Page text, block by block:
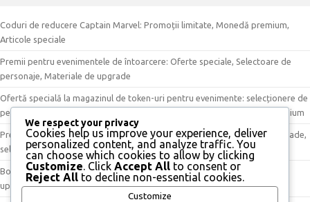
Coduri de reducere Captain Marvel: Promoții limitate, Monedă premium,
Articole speciale
Premii pentru evenimentele de întoarcere: Oferte speciale, Selectoare de
personaje, Materiale de upgrade
Ofertă specială la magazinul de token-uri pentru evenimente: selecționere de
personaje, articole disponibile pentru o perioadă limitată, monedă premium
Premii din Magazinul de Token-uri pentru Evenimente: materiale de upgrade,
selecționere de personaje, articole exclusive
Bonusuri pentru premii de eveniment: Recompense unice, Materiale de
upgrade, Articole exclusive
We respect your privacy
Cookies help us improve your experience, deliver
personalized content, and analyze traffic. You
can choose which cookies to allow by clicking
Customize. Click Accept All to consent or
Reject All to decline non-essential cookies.
Customize